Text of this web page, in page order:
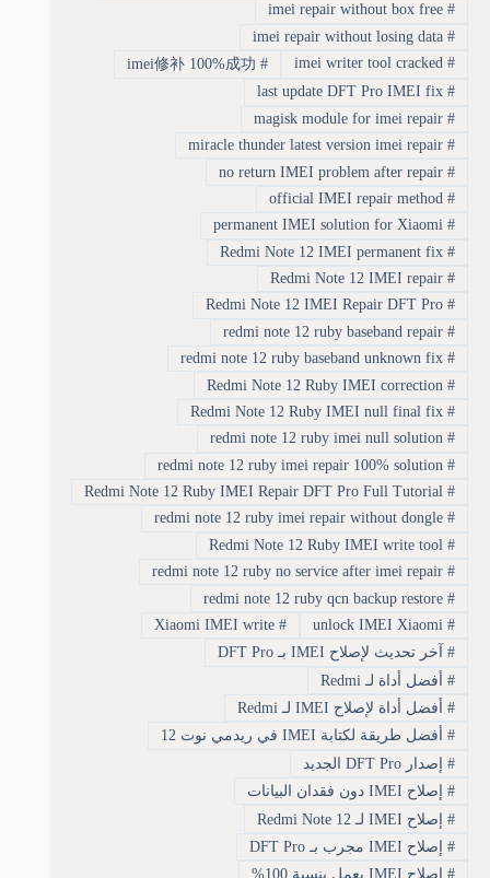
#
imei repair without box free
#
imei repair without losing data
#
imei writer tool cracked
#
imei修补 100%成功
#
last update DFT Pro IMEI fix
#
magisk module for imei repair
#
miracle thunder latest version imei repair
#
no return IMEI problem after repair
#
official IMEI repair method
#
permanent IMEI solution for Xiaomi
#
Redmi Note 12 IMEI permanent fix
#
Redmi Note 12 IMEI repair
#
Redmi Note 12 IMEI Repair DFT Pro
#
redmi note 12 ruby baseband repair
#
redmi note 12 ruby baseband unknown fix
#
Redmi Note 12 Ruby IMEI correction
#
Redmi Note 12 Ruby IMEI null final fix
#
redmi note 12 ruby imei null solution
#
redmi note 12 ruby imei repair 100% solution
#
Redmi Note 12 Ruby IMEI Repair DFT Pro Full Tutorial
#
redmi note 12 ruby imei repair without dongle
#
Redmi Note 12 Ruby IMEI write tool
#
redmi note 12 ruby no service after imei repair
#
redmi note 12 ruby qcn backup restore
#
unlock IMEI Xiaomi
#
Xiaomi IMEI write
#آخر تحديث لإصلاح IMEI بـ DFT Pro
#أفضل أداة لـ Redmi
#أفضل أداة لإصلاح IMEI لـ Redmi
#أفضل طريقة لكتابة IMEI في ريدمي نوت 12
#إصدار DFT Pro الجديد
#إصلاح IMEI دون فقدان البيانات
#إصلاح IMEI لـ Redmi Note 12
#إصلاح IMEI مجرب بـ DFT Pro
#إصلاح IMEI يعمل بنسبة 100%